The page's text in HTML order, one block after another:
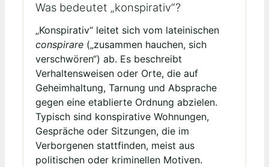
Was bedeutet „konspirativ“?
„Konspirativ“ leitet sich vom lateinischen
conspirare („zusammen hauchen, sich
verschwören“) ab. Es beschreibt
Verhaltensweisen oder Orte, die auf
Geheimhaltung, Tarnung und Absprache
gegen eine etablierte Ordnung abzielen.
Typisch sind konspirative Wohnungen,
Gespräche oder Sitzungen, die im
Verborgenen stattfinden, meist aus
politischen oder kriminellen Motiven.